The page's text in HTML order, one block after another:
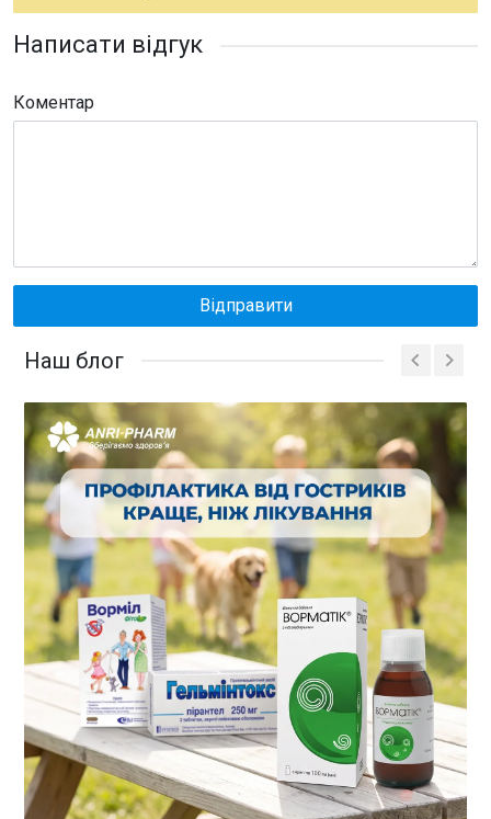
Написати відгук
Коментар
Відправити
Наш блог